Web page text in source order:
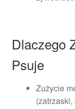
Dlaczego
Psuje
Zużycie